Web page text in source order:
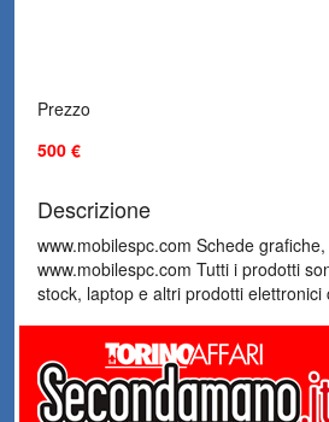
Prezzo
500 €
Descrizione
www.mobilespc.com Schede
www.mobilespc.com Tutti i prodotti
stock, laptop e altri prodotti